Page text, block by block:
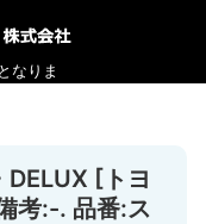
DELUX [トヨ
考:-. 品番:ス